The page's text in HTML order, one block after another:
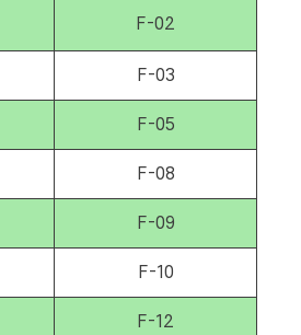
F-02
F-03
F-05
F-08
F-09
F-10
F-12